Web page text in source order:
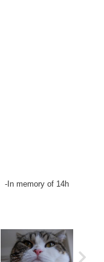
-In memory of 14h